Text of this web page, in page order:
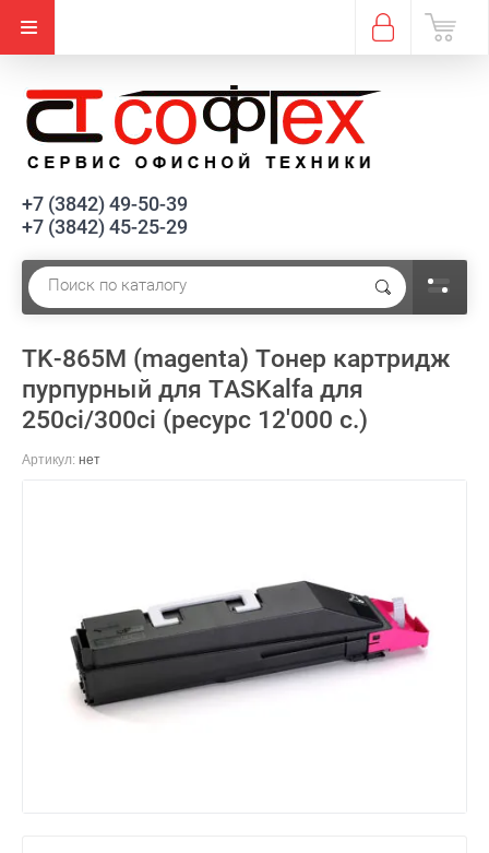
+7 (3842) 49-50-39
+7 (3842) 45-25-29
TK-865M (magenta) Тонер картридж
пурпурный для TASKalfa для
250ci/300ci (ресурс 12'000 c.)
Артикул: нет